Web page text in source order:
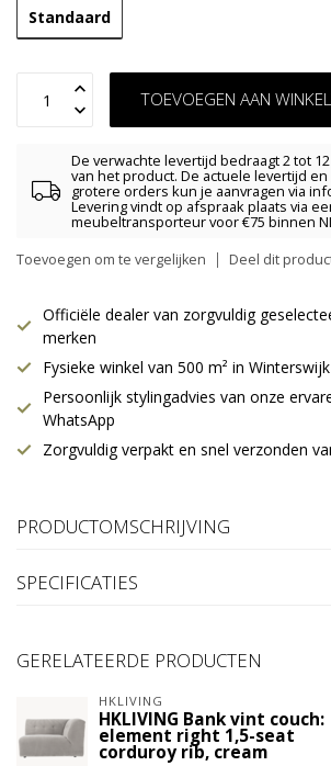
Standaard
TOEVOEGEN AAN
De verwachte levertijd bedraagt 2 tot
van het product. De actuele levertijd
grotere orders kun je aanvragen via
Levering vindt op afspraak plaats via
meubeltransporteur voor €75 binnen
Toevoegen om te vergelijken Deel dit
Officiële dealer van zorgvuldig
merken
Fysieke winkel van 500 m² in Winterswijk
Persoonlijk stylingadvies van onze
WhatsApp
Zorgvuldig verpakt en snel verzonden
PRODUCTOMSCHRIJVING
SPECIFICATIES
GERELATEERDE PRODUCTEN
HKLIVING
HKLIVING Bank vint couch:
element right 1,5-seat
corduroy rib, cream